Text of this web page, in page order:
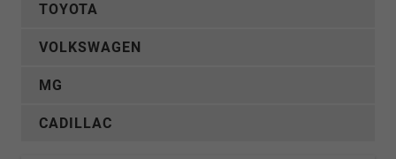
TOYOTA
VOLKSWAGEN
MG
CADILLAC